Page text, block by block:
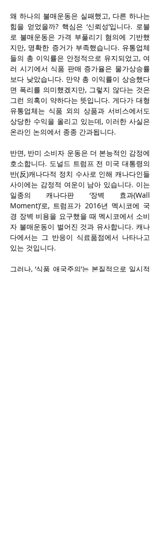
왜 하나의 불매운동은 실패했고, 다른 하나는
힘을 얻었을까? 핵심은 ‘신뢰성’입니다. 로블
로 불매운동은 가격 부풀리기 혐의에 기반했
지만, 명확한 증거가 부족했습니다. 유통업체
들의 총 이익률은 안정적으로 유지되었고, 여
러 시기에서 식품 판매 증가율은 물가상승률
보다 낮았습니다. 만약 총 이익률이 상승했다
면 폭리를 의미했겠지만, 그렇지 않다는 것은
그런 의혹이 약하다는 뜻입니다. 게다가 대형
유통업체는 식품 외의 상품과 서비스에서도
상당한 수익을 올리고 있는데, 이러한 사실은
온라인 논의에서 종종 간과됩니다.
반면, 반미 소비자 운동은 더 본능적인 감정에
호소합니다. 도널드 트럼프 전 미국 대통령의
반(反)캐나다적 정치 수사로 인해 캐나다인들
사이에는 감정적 여운이 남아 있습니다. 이는
일종의 캐나다판 ‘장벽 효과(Wall
Moment)’로, 트럼프가 2016년 멕시코에 국
경 장벽 비용을 요구했을 때 멕시코에서 소비
자 불매운동이 벌어진 것과 유사합니다. 캐나
다에서는 그 반응이 식료품점에서 나타나고
있는 것입니다.
그러나, ‘식품 애국주의’는 본질적으로 일시적